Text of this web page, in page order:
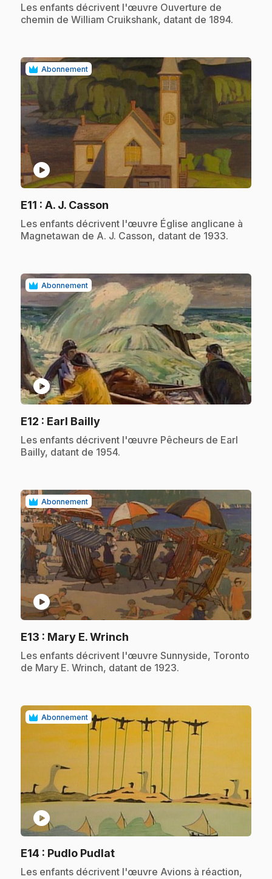
.Les enfants décrivent l'œuvre Ouverture de
chemin de William Cruikshank, datant de 1894.
Abonnement
play_circle
E11 : A. J. Casson
.Les enfants décrivent l'œuvre Église anglicane à
Magnetawan de A. J. Casson, datant de 1933.
Abonnement
play_circle
E12 : Earl Bailly.
.Les enfants décrivent l'œuvre Pêcheurs de Earl
Bailly, datant de 1954.
Abonnement
play_circle
E13 : Mary E. Wrinch
.Les enfants décrivent l'œuvre Sunnyside, Toronto
de Mary E. Wrinch, datant de 1923.
Abonnement
play_circle
E14 : Pudlo Pudlat.
.Les enfants décrivent l'œuvre Avions à réaction,